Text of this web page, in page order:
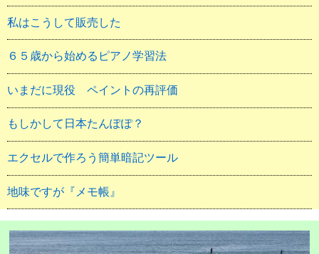
私はこうして販売した
６５歳から始めるピアノ学習法
いまだに現役 ペイントの再評価
もしかして日本たんぽぽ？
エクセルで作ろう簡単暗記ツール
地味ですが『メモ帳』